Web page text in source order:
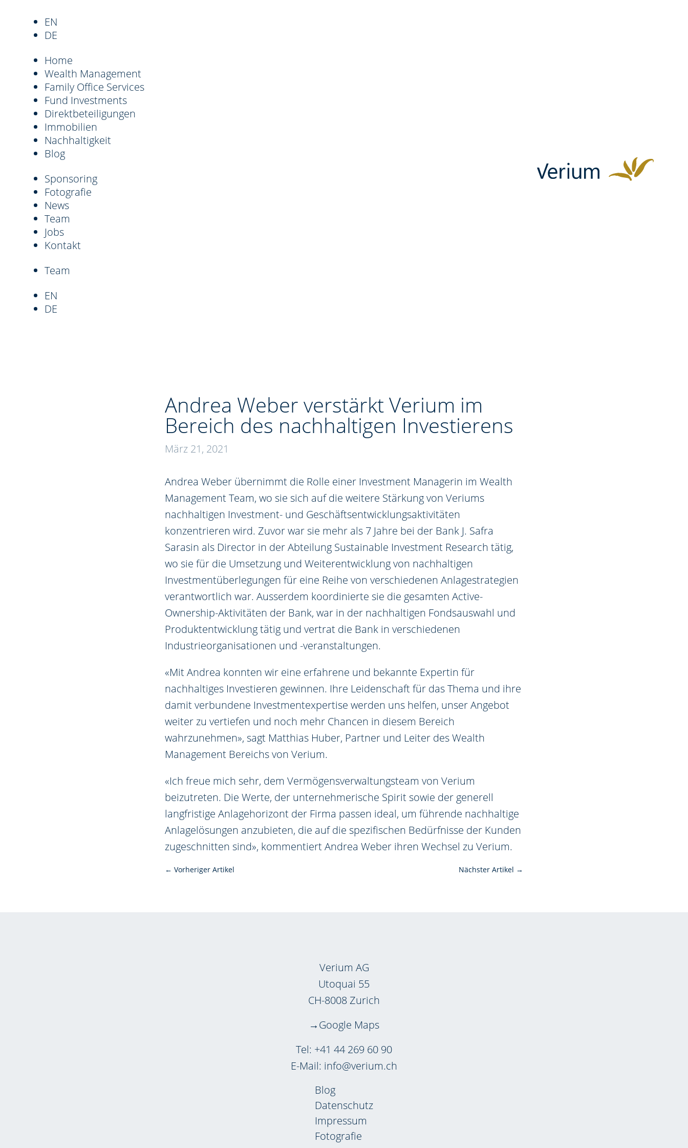
EN
DE
Home
Wealth Management
Family Office Services
Fund Investments
Direktbeteiligungen
Immobilien
Nachhaltigkeit
Blog
Sponsoring
Fotografie
News
Team
Jobs
Kontakt
Team
EN
DE
Andrea Weber verstärkt Verium im
Bereich des nachhaltigen Investierens
März 21, 2021
Andrea Weber übernimmt die Rolle einer Investment Managerin im Wealth
Management Team, wo sie sich auf die weitere Stärkung von Veriums
nachhaltigen Investment- und Geschäftsentwicklungsaktivitäten
konzentrieren wird. Zuvor war sie mehr als 7 Jahre bei der Bank J. Safra
Sarasin als Director in der Abteilung Sustainable Investment Research tätig,
wo sie für die Umsetzung und Weiterentwicklung von nachhaltigen
Investmentüberlegungen für eine Reihe von verschiedenen Anlagestrategien
verantwortlich war. Ausserdem koordinierte sie die gesamten Active-
Ownership-Aktivitäten der Bank, war in der nachhaltigen Fondsauswahl und
Produktentwicklung tätig und vertrat die Bank in verschiedenen
Industrieorganisationen und -veranstaltungen.
«Mit Andrea konnten wir eine erfahrene und bekannte Expertin für
nachhaltiges Investieren gewinnen. Ihre Leidenschaft für das Thema und ihre
damit verbundene Investmentexpertise werden uns helfen, unser Angebot
weiter zu vertiefen und noch mehr Chancen in diesem Bereich
wahrzunehmen», sagt Matthias Huber, Partner und Leiter des Wealth
Management Bereichs von Verium.
«Ich freue mich sehr, dem Vermögensverwaltungsteam von Verium
beizutreten. Die Werte, der unternehmerische Spirit sowie der generell
langfristige Anlagehorizont der Firma passen ideal, um führende nachhaltige
Anlagelösungen anzubieten, die auf die spezifischen Bedürfnisse der Kunden
zugeschnitten sind», kommentiert Andrea Weber ihren Wechsel zu Verium.
← Vorheriger Artikel Nächster Artikel →
Verium AG
Utoquai 55
CH-8008 Zurich
Google Maps
Tel: +41 44 269 60 90
E-Mail: info@verium.ch
Blog
Datenschutz
Impressum
Fotografie